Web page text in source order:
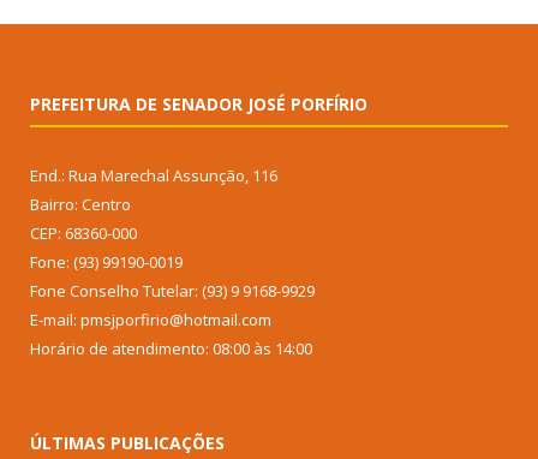
PREFEITURA DE SENADOR JOSÉ PORFÍRIO
End.: Rua Marechal Assunção, 116
Bairro: Centro
CEP: 68360-000
Fone: (93) 99190-0019
Fone Conselho Tutelar: (93) 9 9168-9929
E-mail: pmsjporfirio@hotmail.com
Horário de atendimento: 08:00 às 14:00
ÚLTIMAS PUBLICAÇÕES